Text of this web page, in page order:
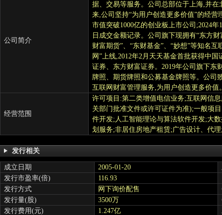
公司简介
据、交易等服务。公司总部位于上海,并
来,公司坚持“为用户创造更多价值”的经
市值突破1000亿的创业板上市公司;2024
日成交金额记录。公司旗下现拥有“东方财
财富期货”、“东财基金”、“妙想”等知名
网”上线,2012年2月天天基金首批获得中
证券、东方财富证券。2019年公司旗下
牌照、期货牌照和公募基金牌照等。公司
互联网财富管理服务,为用户创造更多价值
经营范围
许可项目:第二类增值电信业务;互联网信
关部门批准文件或许可证件为准);一般项
件开发;人工智能理论与算法软件开发;大
划服务;非居住房地产租赁;广告设计、代
发行相关
成立日期 2005-01-20
发行市盈率(倍)
116.93
发行方式
网下询价配售
发行量(股)
3500万
发行费用(元)
1.247亿